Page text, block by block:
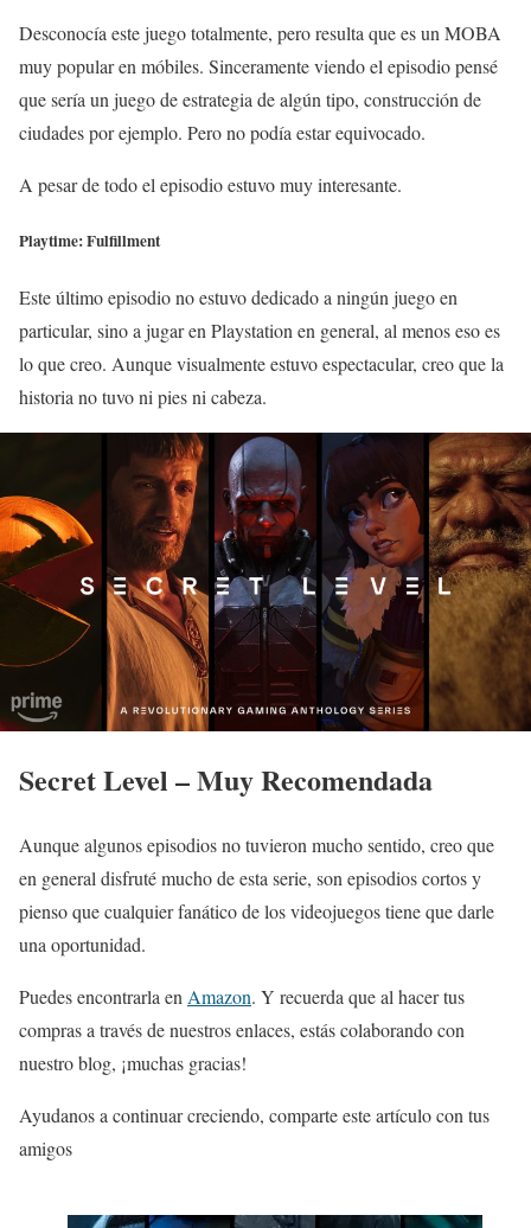
Desconocía este juego totalmente, pero resulta que es un MOBA
muy popular en móbiles. Sinceramente viendo el episodio pensé
que sería un juego de estrategia de algún tipo, construcción de
ciudades por ejemplo. Pero no podía estar equivocado.
A pesar de todo el episodio estuvo muy interesante.
Playtime: Fulfillment
Este último episodio no estuvo dedicado a ningún juego en
particular, sino a jugar en Playstation en general, al menos eso es
lo que creo. Aunque visualmente estuvo espectacular, creo que la
historia no tuvo ni pies ni cabeza.
Secret Level – Muy Recomendada
Aunque algunos episodios no tuvieron mucho sentido, creo que
en general disfruté mucho de esta serie, son episodios cortos y
pienso que cualquier fanático de los videojuegos tiene que darle
una oportunidad.
Puedes encontrarla en Amazon. Y recuerda que al hacer tus
compras a través de nuestros enlaces, estás colaborando con
nuestro blog, ¡muchas gracias!
Ayudanos a continuar creciendo, comparte este artículo con tus
amigos